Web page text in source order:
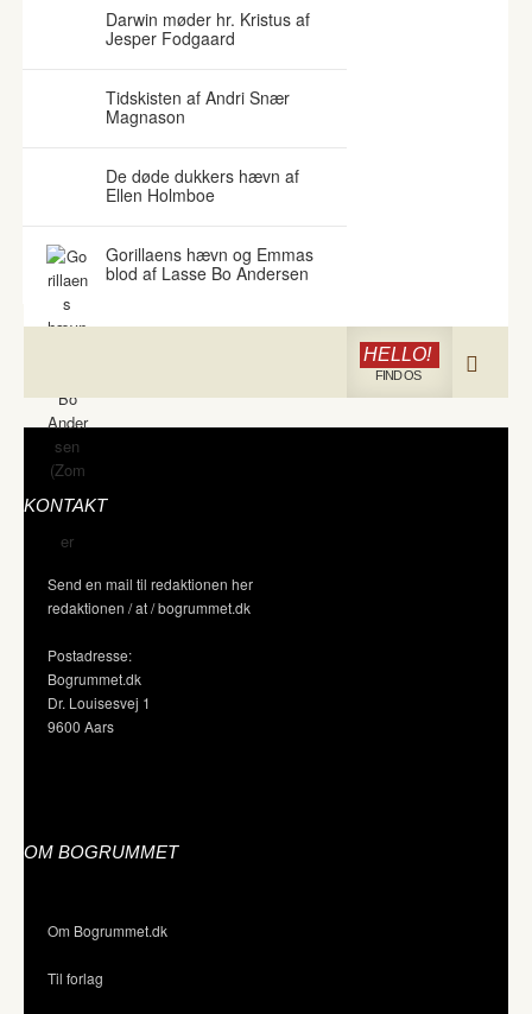
Darwin møder hr. Kristus af
Jesper Fodgaard
Tidskisten af Andri Snær
Magnason
De døde dukkers hævn af
Ellen Holmboe
Gorillaens hævn og Emmas
blod af Lasse Bo Andersen
HELLO!
FIND OS
KONTAKT
Send en mail til redaktionen her
redaktionen / at / bogrummet.dk
Postadresse:
Bogrummet.dk
Dr. Louisesvej 1
9600 Aars
OM BOGRUMMET
Om Bogrummet.dk
Til forlag